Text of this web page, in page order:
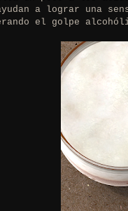
a lograr una
el golpe